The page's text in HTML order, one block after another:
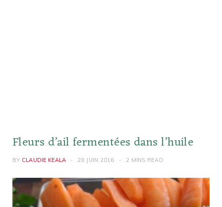
Fleurs d’ail fermentées dans l’huile
BY CLAUDIE KEALA 28 JUIN 2016 2 MINS READ